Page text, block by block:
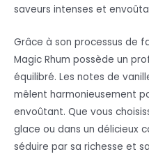
saveurs intenses et
Grâce à son processus de
Magic Rhum possède un
équilibré. Les notes de
mêlent harmonieusement
envoûtant. Que vous
glace ou dans un délicieux
séduire par sa richesse et